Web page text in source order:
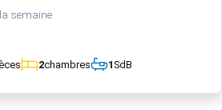
la semaine
2chambres 1SdB